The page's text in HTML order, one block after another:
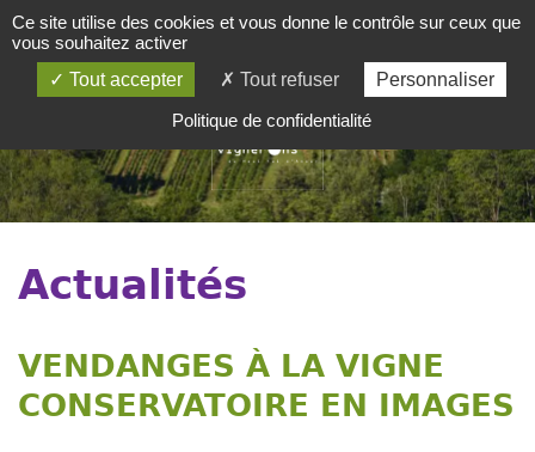
SOMMAIRE
Actualités
VENDANGES À LA VIGNE
CONSERVATOIRE EN IMAGES
Ce site utilise des cookies et vous donne le contrôle sur ceux que
vous souhaitez activer
Tout accepter
Tout refuser
Personnaliser
Politique de confidentialité